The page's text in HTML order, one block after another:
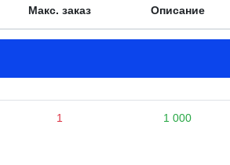
Макс. заказ Описание
1 1 000